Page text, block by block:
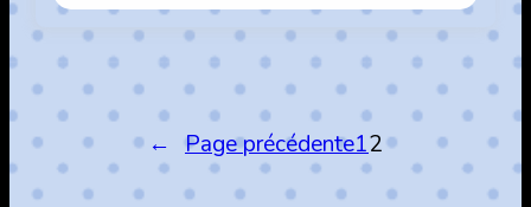
Vivre
à
l’ombre
de
la
Ville
← Page précédente12